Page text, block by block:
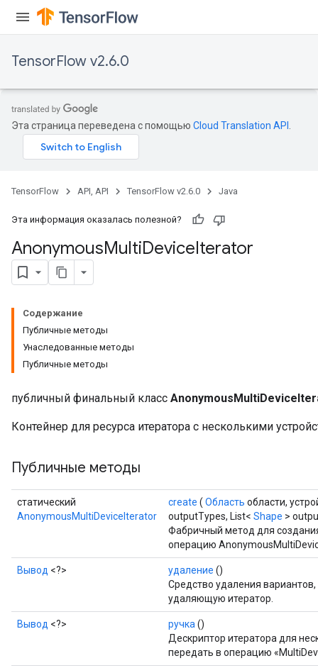
TensorFlow v2.6.0
Эта страница переведена с помощью Cloud Translation API
TensorFlow API, API TensorFlow v2.6.0 Java
Эта информация оказалась полезной?
AnonymousMultiDeviceIterator
Содержание
Публичные методы
Унаследованные методы
Публичные методы
публичный финальный класс
Контейнер для ресурса итератора с несколькими
Публичные методы
статический
AnonymousMultiDeviceIterator
create ( Область области,
outputTypes, List< Shape >
Фабричный метод для
операцию
Вывод <?> удаление ()
Средство удаления
удаляющую итератор.
Вывод <?> ручка ()
Дескриптор итератора для
передать в операцию